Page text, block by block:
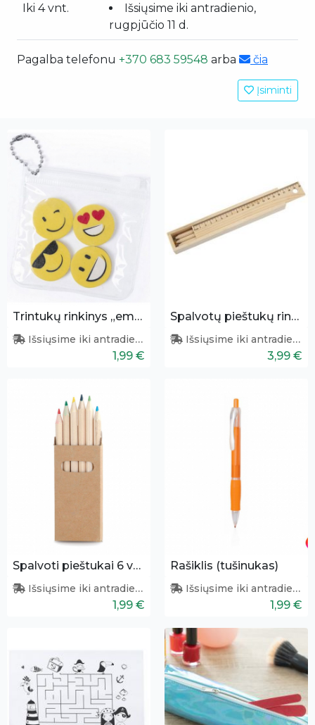
Iki 4 vnt.
Išsiųsime iki antradienio,
rugpjūčio 11 d.
Pagalba telefonu +370 683 59548 arba čia
Įsiminti
Trintukų rinkinys „emoji“ 4 vnt
Išsiųsime iki antradienio
1,99 €
Spalvotų pieštukų rinkinys su liniuote
Išsiųsime iki antradienio
3,99 €
Spalvoti pieštukai 6 vnt.
Išsiųsime iki antradienio
1,99 €
Rašiklis (tušinukas)
Išsiųsime iki antradienio
1,99 €